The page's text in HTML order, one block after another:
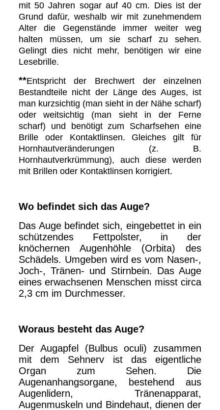
mit 50 Jahren sogar auf 40 cm. Dies ist der
Grund dafür, weshalb wir mit zunehmendem
Alter die Gegenstände immer weiter weg
halten müssen, um sie scharf zu sehen.
Gelingt dies nicht mehr, benötigen wir eine
Lesebrille.
**Entspricht der Brechwert der einzelnen
Bestandteile nicht der Länge des Auges, ist
man kurzsichtig (man sieht in der Nähe scharf)
oder weitsichtig (man sieht in der Ferne
scharf) und benötigt zum Scharfsehen eine
Brille oder Kontaktlinsen. Gleiches gilt für
Hornhautveränderungen (z. B.
Hornhautverkrümmung), auch diese werden
mit Brillen oder Kontaktlinsen korrigiert.
Wo befindet sich das Auge?
Das Auge befindet sich, eingebettet in ein
schützendes Fettpolster, in der
knöchernen Augenhöhle (Orbita) des
Schädels. Umgeben wird es vom Nasen-,
Joch-, Tränen- und Stirnbein. Das Auge
eines erwachsenen Menschen misst circa
2,3 cm im Durchmesser.
Woraus besteht das Auge?
Der Augapfel (Bulbus oculi) zusammen
mit dem Sehnerv ist das eigentliche
Organ zum Sehen. Die
Augenanhangsorgane, bestehend aus
Augenlidern, Tränenapparat,
Augenmuskeln und Bindehaut, dienen der